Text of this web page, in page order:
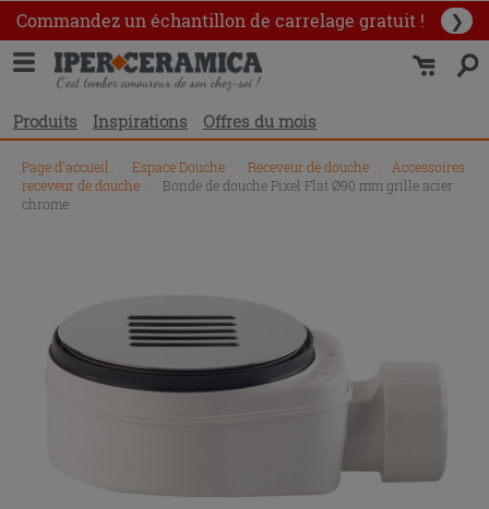
Commandez un échantillon de carrelage gratuit ! ❯
Produits Inspirations Offres du mois
Page d'accueil Espace Douche Receveur de douche
Accessoires
receveur de douche
Bonde de douche Pixel Flat Ø90 mm grille acier
chrome